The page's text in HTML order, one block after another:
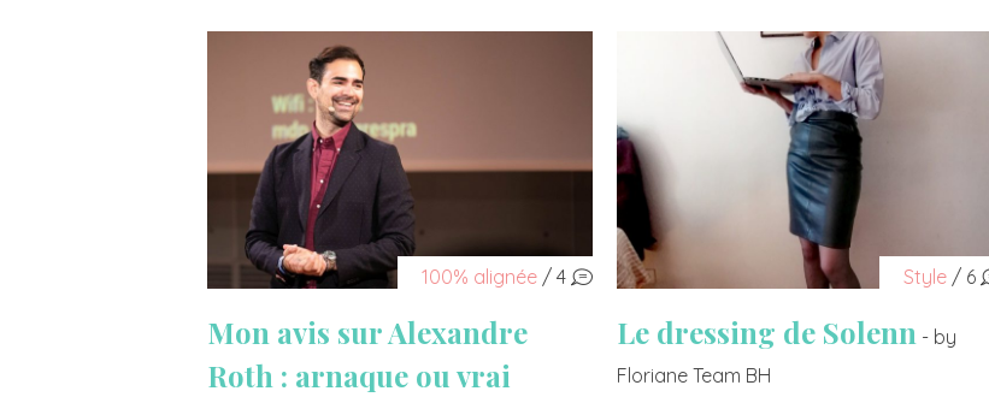
100% alignée / 4
Mon avis sur Alexandre
Roth : arnaque ou vrai
Style / 6
Le dressing de Solenn - by
Floriane Team BH